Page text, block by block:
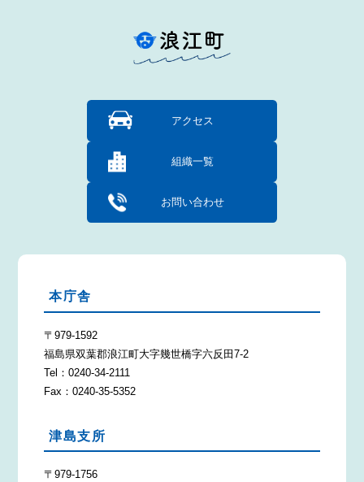
アクセス
組織一覧
お問い合わせ
本庁舎
〒979-1592
福島県双葉郡浪江町大字幾世橋字六反田7-2
Tel：0240-34-2111
Fax：0240-35-5352
津島支所
〒979-1756